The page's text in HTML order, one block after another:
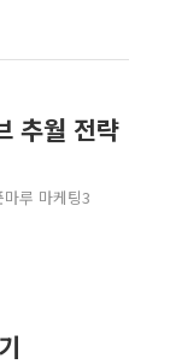
추월 전략
마루 마케팅3